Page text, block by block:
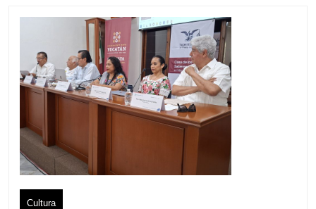
Cultura